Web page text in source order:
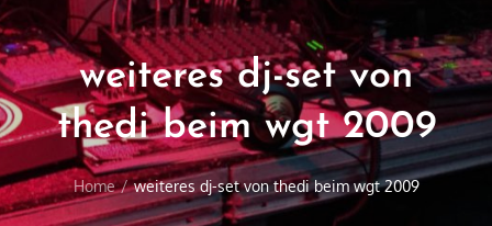
weiteres dj-set von
thedi beim wgt 2009
Home weiteres dj-set von thedi beim wgt 2009